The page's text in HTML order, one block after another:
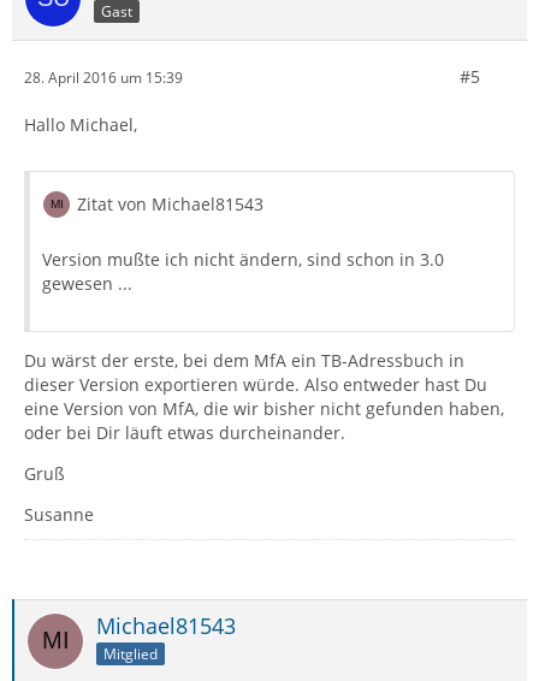
Gast
28. April 2016 um 15:39 #5
Hallo Michael,
Zitat von Michael81543
Version mußte ich nicht ändern, sind schon in 3.0
gewesen ...
Du wärst der erste, bei dem MfA ein TB-Adressbuch in
dieser Version exportieren würde. Also entweder hast Du
eine Version von MfA, die wir bisher nicht gefunden haben,
oder bei Dir läuft etwas durcheinander.
Gruß
Susanne
Michael81543
Mitglied